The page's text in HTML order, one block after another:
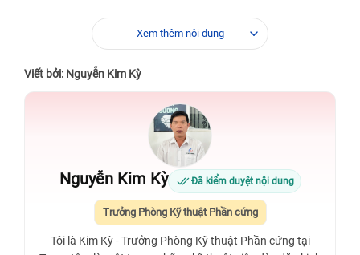
Xem thêm nội dung
Viết bởi: Nguyễn Kim Kỳ
Nguyễn Kim Kỳ Đã kiểm duyệt nội dung
Trưởng Phòng Kỹ thuật Phần cứng
Tôi là Kim Kỳ - Trưởng Phòng Kỹ thuật Phần cứng tại